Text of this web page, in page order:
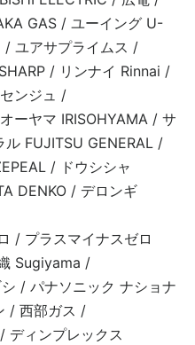
GAS / ユーイング U-
ユアサプライムス /
/ リンナイ Rinnai /
ンジュ /
ーヤマ IRISOHYAMA / サ
ル FUJITSU GENERAL /
/ ドウシシャ
DENKO / デロンギ
/ プラスマイナスゼロ
Sugiyama /
/ パナソニック ナショナ
/ 西部ガス /
ディンプレックス